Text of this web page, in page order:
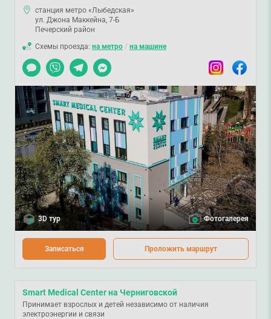
станция метро «Лыбедская»
ул. Джона Маккейна, 7-Б
Печерский район
Схемы проезда: на метро / на машине
Чат
Viber TelegramMessenger InstagramFacebook
3D тур Фотогалерея
Записаться Проложить маршрут
Smart Medical Center на Черниговской
Принимает взрослых и детей независимо от наличия
электроэнергии и связи